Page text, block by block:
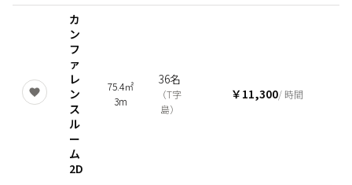
カ
ン
フ
ァ
レ
ン
ス
ル
ー
ム
2D
75.4㎡
3m
36名
（T字
島）
￥11,300/ 時間